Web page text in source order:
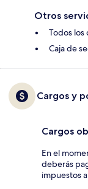
Otros
Todos los
Caja de
Cargos y
Cargos
En el
deberás
impuestos